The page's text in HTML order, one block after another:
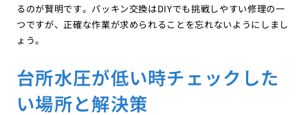
るのが賢明です。パッキン交換はDIYでも挑戦しやすい修理の一
つですが、正確な作業が求められることを忘れないようにしまし
ょう。
台所水圧が低い時チェックした
い場所と解決策